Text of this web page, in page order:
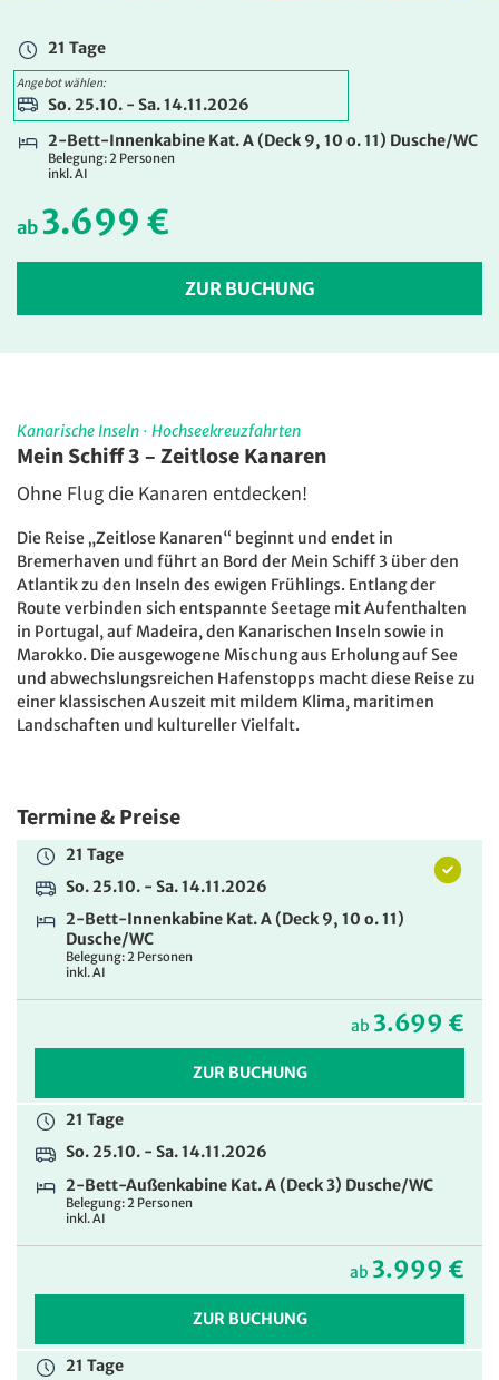
21 Tage
Angebot wählen:
So. 25.10. - Sa. 14.11.2026
2-Bett-Innenkabine Kat. A (Deck 9, 10 o. 11) Dusche/WC
Belegung: 2 Personen
inkl. AI
ab 3.699 €
ZUR BUCHUNG
21 Tage
So. 25.10. - Sa. 14.11.2026
2-Bett-Balkonkabine Kat. E (Deck 6) Dusche/WC
Belegung: 2 Personen
inkl. AI
2-Bett-Balkonkabine Kat. A (Deck 10) Dusche/WC
Belegung: 2 Personen
inkl. AI
ab5.299 €
ZUR BUCHUNG
21 Tage
So. 25.10. - Sa. 14.11.2026
2-Bett-Innenkabine Kat. A (Deck 9, 10 o. 11) zur
Alleinbenutzung Dusche/WC
Belegung: 1 Person
21 Tage
So. 25.10. - Sa. 14.11.2026
2-Bett-Außenkabine Kat. B (Deck 3) zur
Alleinbenutzung Dusche/WC
Belegung: 1 Person
21 Tage
So. 25.10. - Sa. 14.11.2026
2-Bett-Außenkabine Kat. A (Deck 3) zur
Alleinbenutzung Dusche/WC
Kanarische Inseln · Hochseekreuzfahrten
Mein Schiff 3 – Zeitlose Kanaren
Ohne Flug die Kanaren entdecken!
Die Reise „Zeitlose Kanaren“ beginnt und endet in
Bremerhaven und führt an Bord der Mein Schiff 3 über den
Atlantik zu den Inseln des ewigen Frühlings. Entlang der
Route verbinden sich entspannte Seetage mit Aufenthalten
in Portugal, auf Madeira, den Kanarischen Inseln sowie in
Marokko. Die ausgewogene Mischung aus Erholung auf See
und abwechslungsreichen Hafenstopps macht diese Reise zu
einer klassischen Auszeit mit mildem Klima, maritimen
Landschaften und kultureller Vielfalt.
Termine & Preise
21 Tage
So. 25.10. - Sa. 14.11.2026
2-Bett-Innenkabine Kat. A (Deck 9, 10 o. 11)
Dusche/WC
Belegung: 2 Personen
inkl. AI
ab 3.699 €
ZUR BUCHUNG
21 Tage
So. 25.10. - Sa. 14.11.2026
2-Bett-Außenkabine Kat. A (Deck 3) Dusche/WC
Belegung: 2 Personen
inkl. AI
ab 3.999 €
ZUR BUCHUNG
21 Tage